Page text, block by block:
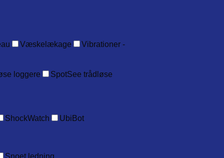
Væskelækage
Vibrationer -
loggere
SpotSee trådløse
ShockWatch
UbiBot
Snoet ledning